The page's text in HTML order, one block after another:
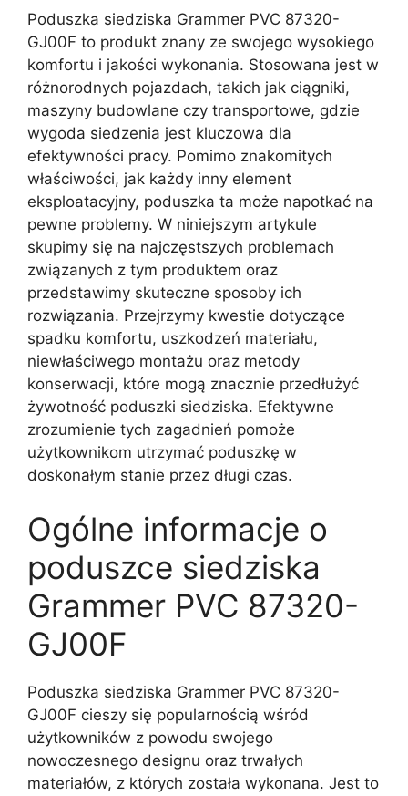
Poduszka siedziska Grammer PVC 87320-
GJ00F to produkt znany ze swojego wysokiego
komfortu i jakości wykonania. Stosowana jest w
różnorodnych pojazdach, takich jak ciągniki,
maszyny budowlane czy transportowe, gdzie
wygoda siedzenia jest kluczowa dla
efektywności pracy. Pomimo znakomitych
właściwości, jak każdy inny element
eksploatacyjny, poduszka ta może napotkać na
pewne problemy. W niniejszym artykule
skupimy się na najczęstszych problemach
związanych z tym produktem oraz
przedstawimy skuteczne sposoby ich
rozwiązania. Przejrzymy kwestie dotyczące
spadku komfortu, uszkodzeń materiału,
niewłaściwego montażu oraz metody
konserwacji, które mogą znacznie przedłużyć
żywotność poduszki siedziska. Efektywne
zrozumienie tych zagadnień pomoże
użytkownikom utrzymać poduszkę w
doskonałym stanie przez długi czas.
Ogólne informacje o
poduszce siedziska
Grammer PVC 87320-
GJ00F
Poduszka siedziska Grammer PVC 87320-
GJ00F cieszy się popularnością wśród
użytkowników z powodu swojego
nowoczesnego designu oraz trwałych
materiałów, z których została wykonana. Jest to